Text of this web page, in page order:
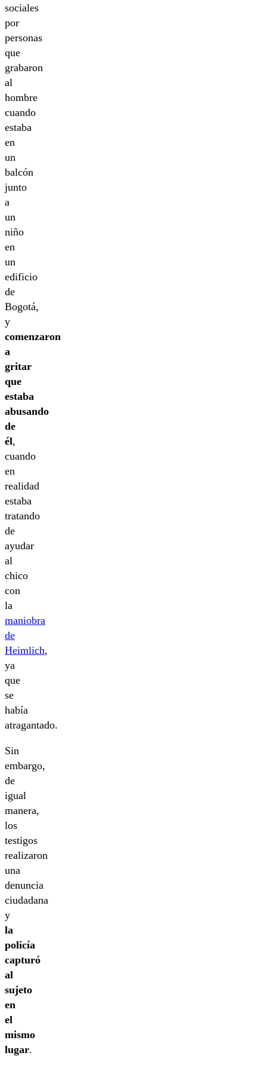
sociales
por
personas
que
grabaron
al
hombre
cuando
estaba
en
un
balcón
junto
a
un
niño
en
un
edificio
de
Bogotá,
y
comenzaron
a
gritar
que
estaba
abusando
de
él,
cuando
en
realidad
estaba
tratando
de
ayudar
al
chico
con
la
maniobra
de
Heimlich,
ya
que
se
había
atragantado.
Sin
embargo,
de
igual
manera,
los
testigos
realizaron
una
denuncia
ciudadana
y
la
policía
capturó
al
sujeto
en
el
mismo
lugar.